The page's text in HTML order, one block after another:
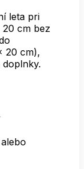
leta pri
cm bez
20 cm),